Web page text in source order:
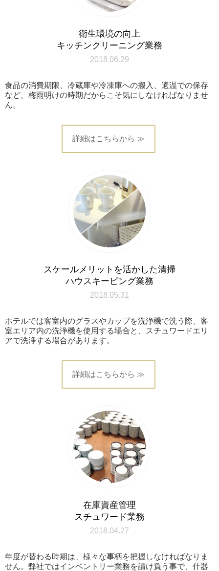
衛生環境の向上
キッチンクリーニング業務
2018.06.29
食品の消費期限、冷蔵庫や冷凍庫への搬入、適温での保存
など、梅雨明けの時期だからこそ気にしなければなりませ
ん。
詳細はこちらから ≫
スケールメリットを活かした清掃
ハウスキーピング業務
2018.05.31
ホテルでは客室内のグラスやカップを洗浄機で洗う際、客
室エリア内の洗浄機を使用する場合と、スチュワードエリ
アで洗浄する場合があります。
詳細はこちらから ≫
在庫資産管理
スチュワード業務
2018.04.27
年度が替わる時期は、様々な事柄を把握しなければなりま
せん。弊社ではインベントリー業務を請け負う事で、什器